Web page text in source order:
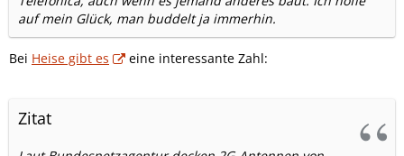
auf mein Glück, man buddelt ja immerhin.
Bei Heise gibt es eine interessante Zahl:
Zitat